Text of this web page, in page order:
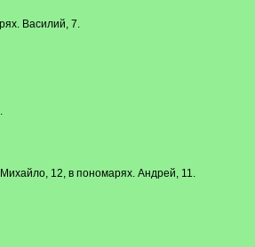
Василий, 7.
12, в пономарях. Андрей, 11.